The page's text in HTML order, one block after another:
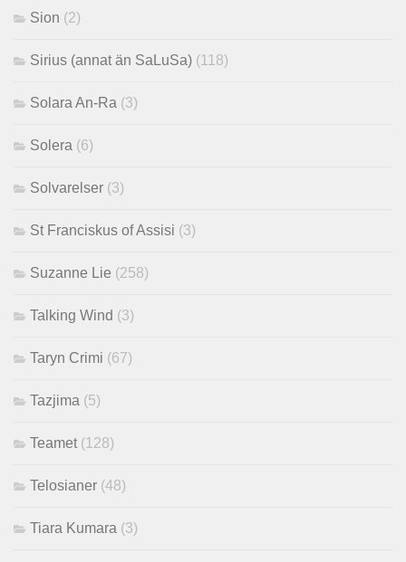
Sion (2)
Sirius (annat än SaLuSa) (118)
Solara An-Ra (3)
Solera (6)
Solvarelser (3)
St Franciskus of Assisi (3)
Suzanne Lie (258)
Talking Wind (3)
Taryn Crimi (67)
Tazjima (5)
Teamet (128)
Telosianer (48)
Tiara Kumara (3)